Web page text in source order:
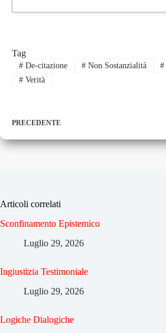
Tag
#De-citazione #Non Sostanzialità #
#Verità
PRECEDENTE
Articoli correlati
Sconfinamento Epistemico
Luglio 29, 2026
Ingiustizia Testimoniale
Luglio 29, 2026
Logiche Dialogiche